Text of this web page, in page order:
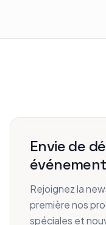
Envie de
Rejoignez la
première nos
spéciales et